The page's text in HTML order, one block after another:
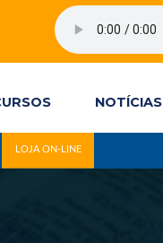
NOTÍCIAS
LOJA ON-LINE